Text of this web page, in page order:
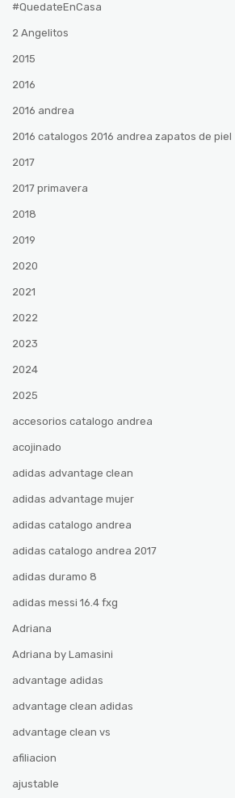
#QuedateEnCasa
2 Angelitos
2015
2016
2016 andrea
2016 catalogos 2016 andrea zapatos de piel
2017
2017 primavera
2018
2019
2020
2021
2022
2023
2024
2025
accesorios catalogo andrea
acojinado
adidas advantage clean
adidas advantage mujer
adidas catalogo andrea
adidas catalogo andrea 2017
adidas duramo 8
adidas messi 16.4 fxg
Adriana
Adriana by Lamasini
advantage adidas
advantage clean adidas
advantage clean vs
afiliacion
ajustable